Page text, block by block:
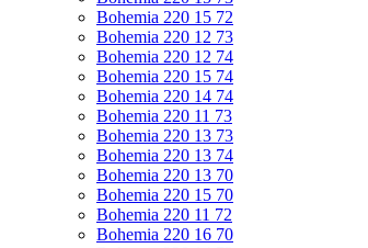
Bohemia 220 15 72
Bohemia 220 12 73
Bohemia 220 12 74
Bohemia 220 15 74
Bohemia 220 14 74
Bohemia 220 11 73
Bohemia 220 13 73
Bohemia 220 13 74
Bohemia 220 13 70
Bohemia 220 15 70
Bohemia 220 11 72
Bohemia 220 16 70